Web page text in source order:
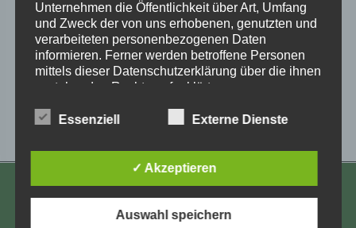
Veranstaltung-
Navigation
«Aktivenschalte im
September –
Vorbereitung
Bad Wildungen
Selbsthilfegruppe
Berlin»
KONTAKT
Unternehmen die Öffentlichkeit über Art, Umfang
und Zweck der von uns erhobenen, genutzten und
verarbeiteten personenbezogenen Daten
informieren. Ferner werden betroffene Personen
mittels dieser Datenschutzerklärung über die ihnen
zustehenden Rechte aufgeklärt.
Wir haben als für die Verarbeitung Verantwortlicher
lückenlosen Schutz der über diese Internetseite
verarbeiteten personenbezogenen Daten
sicherzustellen. Dennoch können Internetbasierte
Datenübertragungen grundsätzlich
Essenziell Externe Dienste
✓ Akzeptieren
Auswahl speichern